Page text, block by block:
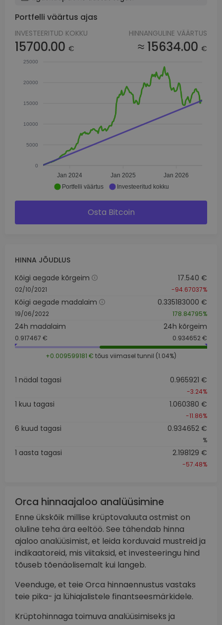
Portfelli väärtus ajas
INVESTEERITUD KOKKU
15700.00 €
HINNANGULINE VÄÄRTUS
≈ 15634.00 €
25000
20000
15000
10000
5000
0
Jan 2024 Jan 2025 Jan 2026
Portfelli väärtus Investeeritud kokku
Osta Bitcoin
HINNA JÕUDLUS
Kõigi aegade kõrgeim
02/10/2021
17.540 €
-94.67037%
Kõigi aegade madalaim
19/06/2022
0.335183000 €
178.84795%
24h madalaim
0.917467 €
24h kõrgeim
0.934652 €
+0.009599181 € tõus viimasel tunnil (1.04%)
1 nädal tagasi 0.965921 €
-3.24%
1 kuu tagasi 1.060380 €
-11.86%
6 kuud tagasi 0.934652 €
%
1 aasta tagasi 2.198129 €
-57.48%
Orca hinnaajaloo analüüsimine
Enne ükskõik millise krüptovaluuta ostmist on
oluline teha ära eeltöö. See tähendab hinna
ajaloo analüüsimist, et leida korduvaid mustreid ja
indikaatoreid, mis viitaksid, et investeeringu hind
tõuseb tõenäolisemalt kui langeb.
Veenduge, et teie Orca hinnaennustus vastaks
teie pika- ja lühiajalistele finantseesmärkidele.
Krüptohinnaga toimuva analüüsimiseks ja